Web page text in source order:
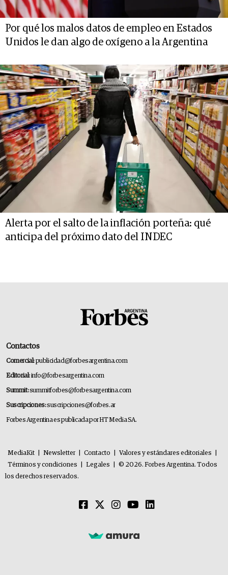
Por qué los malos datos de empleo en Estados
Unidos le dan algo de oxígeno a la Argentina
Alerta por el salto de la inflación porteña: qué
anticipa del próximo dato del INDEC
Contactos
Comercial:publicidad@forbesargentina.com
Editorial:info@forbesargentina.com
Summit:summitforbes@forbesargentina.com
Suscripciones:suscripciones@forbes.ar
Forbes Argentina es publicada por HT Media SA.
MediaKit Newsletter Contacto Valores y estándares editoriales
Términos y condiciones
Legales
© 2026. Forbes Argentina. Todos
los derechos reservados.